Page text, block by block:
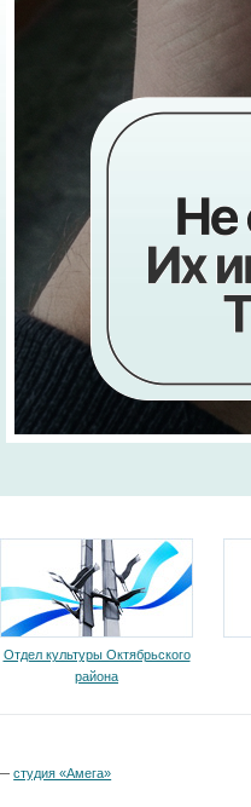
Отдел культуры Октябрьского
района
—студия «Амега»